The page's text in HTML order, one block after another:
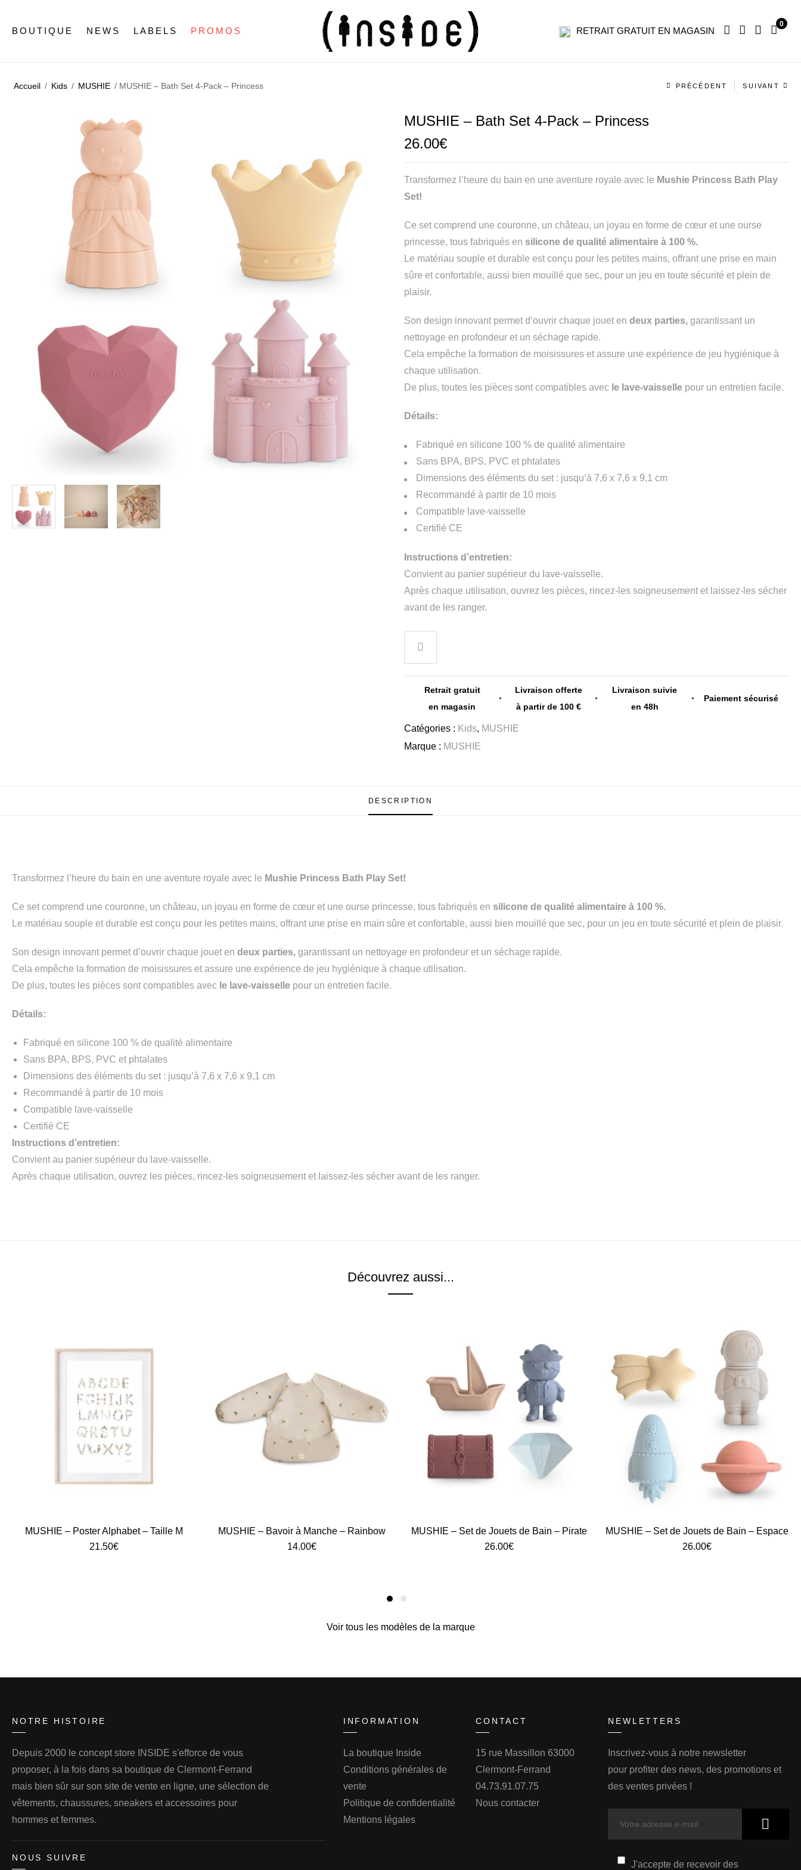
BOUTIQUE NEWS LABELS PROMOS RETRAIT GRATUIT EN MAGASIN
0
Accueil / Kids / MUSHIE / MUSHIE – Bath Set 4-Pack – Princess
Navigation
PRÉCÉDENT SUIVANT
MUSHIE – Bath Set 4-Pack – Princess
26.00€
Transformez l’heure du bain en une aventure royale avec le Mushie Princess Bath Play
Set!
Ce set comprend une couronne, un château, un joyau en forme de cœur et une ourse
princesse, tous fabriqués en silicone de qualité alimentaire à 100 %.
Le matériau souple et durable est conçu pour les petites mains, offrant une prise en main
sûre et confortable, aussi bien mouillé que sec, pour un jeu en toute sécurité et plein de
plaisir.
Son design innovant permet d’ouvrir chaque jouet en deux parties,garantissant un
nettoyage en profondeur et un séchage rapide.
Cela empêche la formation de moisissures et assure une expérience de jeu hygiénique à
chaque utilisation.
De plus, toutes les pièces sont compatibles avecle lave-vaissellepour un entretien facile.
Détails:
Fabriqué en silicone 100 % de qualité alimentaire
Sans BPA, BPS, PVC et phtalates
Dimensions des éléments du set : jusqu’à 7,6 x 7,6 x 9,1 cm
Recommandé à partir de 10 mois
Compatible lave-vaisselle
Certifié CE
Instructions d’entretien:
Convient au panier supérieur du lave-vaisselle.
Après chaque utilisation, ouvrez les pièces, rincez-les soigneusement et laissez-les sécher
avant de les ranger.
Retrait gratuit
en magasin
Livraison offerte
à partir de 100 €
Livraison suivie
en 48h
Paiement sécurisé
Catégories : Kids, MUSHIE
Marque : MUSHIE
DESCRIPTION
Transformez l’heure du bain en une aventure royale avec le Mushie Princess Bath Play Set!
Ce set comprend une couronne, un château, un joyau en forme de cœur et une ourse princesse, tous fabriqués en silicone de qualité alimentaire à 100 %.
Le matériau souple et durable est conçu pour les petites mains, offrant une prise en main sûre et confortable, aussi bien mouillé que sec, pour un jeu en toute sécurité et plein de plaisir.
Son design innovant permet d’ouvrir chaque jouet en deux parties, garantissant un nettoyage en profondeur et un séchage rapide.
Cela empêche la formation de moisissures et assure une expérience de jeu hygiénique à chaque utilisation.
De plus, toutes les pièces sont compatibles avec le lave-vaisselle pour un entretien facile.
Détails:
Fabriqué en silicone 100 % de qualité alimentaire
Sans BPA, BPS, PVC et phtalates
Dimensions des éléments du set : jusqu’à 7,6 x 7,6 x 9,1 cm
Recommandé à partir de 10 mois
Compatible lave-vaisselle
Certifié CE
Instructions d’entretien:
Convient au panier supérieur du lave-vaisselle.
Après chaque utilisation, ouvrez les pièces, rincez-les soigneusement et laissez-les sécher avant de les ranger.
Découvrez aussi...
MUSHIE – Poster Alphabet – Taille M
21.50€
MUSHIE – Bavoir à Manche – Rainbow
14.00€
MUSHIE – Set de Jouets de Bain – Pirate
26.00€
MUSHIE – Set de Jouets de Bain – Espace
26.00€
Voir tous les modèles de la marque
NOTRE HISTOIRE
Depuis 2000 le concept store INSIDE s'efforce de vous
proposer, à la fois dans sa boutique de Clermont-Ferrand
mais bien sûr sur son site de vente en ligne, une sélection de
vêtements, chaussures, sneakers et accessoires pour
hommes et femmes.
NOUS SUIVRE
INFORMATION
La boutique Inside
Conditions générales de
vente
Politique de confidentialité
Mentions légales
CONTACT
15 rue Massillon 63000
Clermont-Ferrand
04.73.91.07.75
Nous contacter
NEWLETTERS
Inscrivez-vous à notre newsletter
pour profiter des news, des promotions et
des ventes privées !
J'accepte de recevoir des